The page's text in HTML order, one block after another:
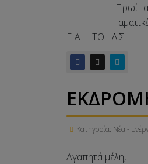
Πρωί Ιαματικά
Ιαματικές
ΓΙΑ ΤΟ Δ.Σ
Κατηγορία: Νέα -
Αγαπητά μέλη,